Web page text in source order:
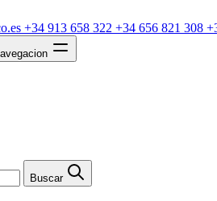
+34 913 658 322 +34 656 821 308
Buscar